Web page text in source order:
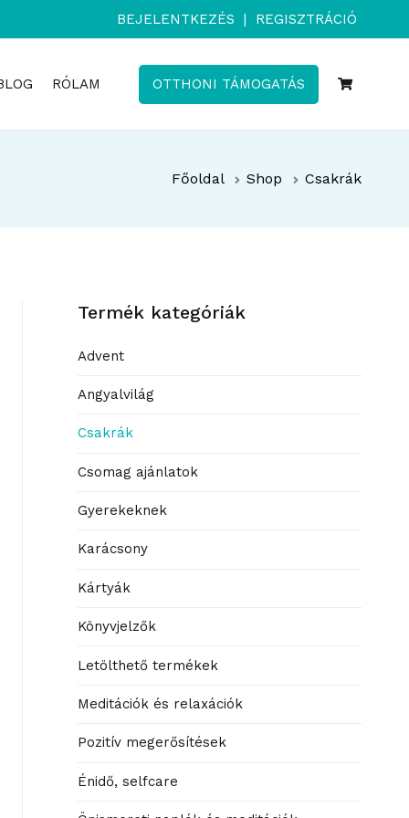
BEJELENTKEZÉS | REGISZTRÁCIÓ
RÓLAM OTTHONI TÁMOGATÁS
Főoldal Shop Csakrák
Termék kategóriák
Advent
Angyalvilág
Csakrák
Csomag ajánlatok
Gyerekeknek
Karácsony
Kártyák
Könyvjelzők
Letölthető termékek
Meditációk és relaxációk
Pozitív megerősítések
Énidő, selfcare